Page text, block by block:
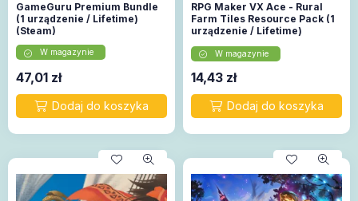
GameGuru Premium Bundle
(1 urządzenie / Lifetime)
(Steam)
W magazynie
47,01 zł
RPG Maker VX Ace - Rural
Farm Tiles Resource Pack (1
urządzenie / Lifetime)
W magazynie
14,43 zł